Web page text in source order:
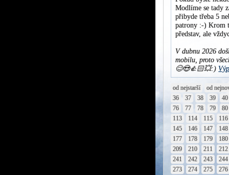
Modlíme se tady
přibyde třeba 5
patrony :-) Krom
představ, ale
V dubnu 2026
mobilu, proto
😊😍👍🏻💥:)
od nejstarší
od
36
37 38 39
40
76
77 78 79
80
113
114 115
116
145
146 147
148
177
178 179
180
209
210 211
212
241
242 243
244
273
274 275
276